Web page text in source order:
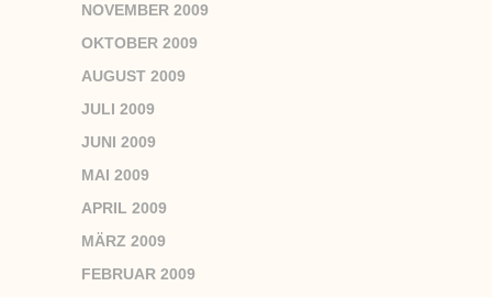
NOVEMBER 2009
OKTOBER 2009
AUGUST 2009
JULI 2009
JUNI 2009
MAI 2009
APRIL 2009
MÄRZ 2009
FEBRUAR 2009